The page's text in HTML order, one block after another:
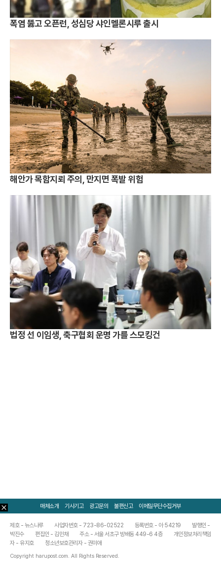
폭염 뚫고 오픈런, 성심당 샤인멜론시루 출시
해안가 목함지뢰 주의, 만지면 폭발 위험
법정 선 이임생, 축구협회 운명 가를 스모킹건
매체소개 기사기고 광고문의 불편신고 이메일무단수집거부
제호 - 뉴스나루 사업자번호 - 723-86-02522 등록번호 - 아 54219
발행인 -
박진수
편집인 - 김민채 주소 - 서울 서초구 방배동 449-6 4층
개인정보처리책임
자 - 유지호
청소년보호관리자 - 권미애
Copyright harupost.com. All Rights Reserved.